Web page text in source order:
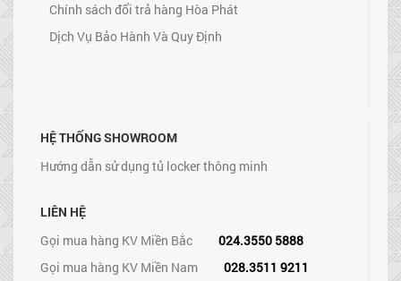
Chính sách đổi trả hàng Hòa Phát
Dịch Vụ Bảo Hành Và Quy Định
HỆ THỐNG SHOWROOM
Hướng dẫn sử dụng tủ locker thông minh
LIÊN HỆ
Gọi mua hàng KV Miền Bắc
024.3550 5888
Gọi mua hàng KV Miền Nam
028.3511 9211